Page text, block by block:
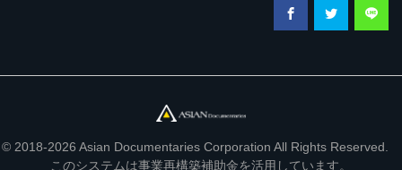
© 2018-2026 Asian Documentaries Corporation All Rights Reserved.
このシステムは事業再構築補助金を活用しています。